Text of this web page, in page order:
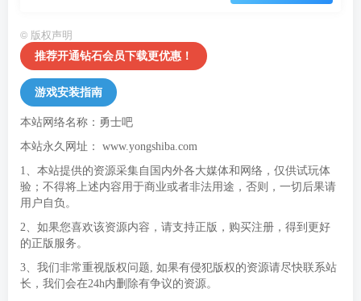
© 版权声明
推荐开通钻石会员下载更优惠！
游戏安装指南
本站网络名称：勇士吧
本站永久网址： www.yongshiba.com
1、本站提供的资源采集自国内外各大媒体和网络，仅供试玩体
验；不得将上述内容用于商业或者非法用途，否则，一切后果请
用户自负。
2、如果您喜欢该资源内容，请支持正版，购买注册，得到更好
的正版服务。
3、我们非常重视版权问题, 如果有侵犯版权的资源请尽快联系站
长，我们会在24h内删除有争议的资源。